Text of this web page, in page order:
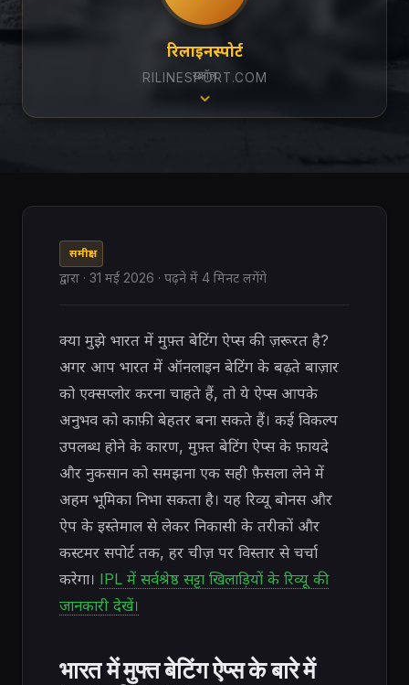
रिलाइनस्पोर्ट
RILINESPORT.COM
स्क्रॉल
समीक्षा
द्वारा · 31 मई 2026 · पढ़ने में 4 मिनट लगेंगे
क्या मुझे भारत में मुफ़्त बेटिंग ऐप्स की ज़रूरत है?
अगर आप भारत में ऑनलाइन बेटिंग के बढ़ते बाज़ार
को एक्सप्लोर करना चाहते हैं, तो ये ऐप्स आपके
अनुभव को काफ़ी बेहतर बना सकते हैं। कई विकल्प
उपलब्ध होने के कारण, मुफ़्त बेटिंग ऐप्स के फ़ायदे
और नुकसान को समझना एक सही फ़ैसला लेने में
अहम भूमिका निभा सकता है। यह रिव्यू बोनस और
ऐप के इस्तेमाल से लेकर निकासी के तरीकों और
कस्टमर सपोर्ट तक, हर चीज़ पर विस्तार से चर्चा
करेगा। IPL में सर्वश्रेष्ठ सट्टा खिलाड़ियों के रिव्यू की
जानकारी देखें।
भारत में मुफ्त बेटिंग ऐप्स के बारे में